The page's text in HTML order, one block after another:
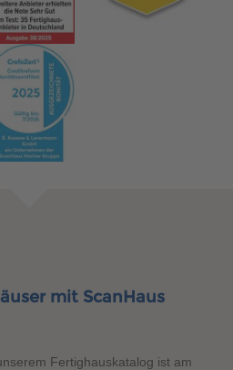
mit ScanHaus
Fertighauskatalog ist am